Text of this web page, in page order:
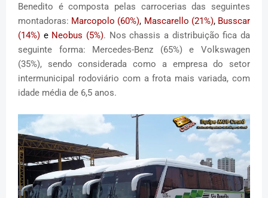
Benedito é composta pelas carrocerias das seguintes
montadoras: Marcopolo (60%), Mascarello (21%),Busscar
(14%) eNeobus (5%). Nos chassis a distribuição fica da
seguinte forma: Mercedes-Benz (65%) e Volkswagen
(35%), sendo considerada como a empresa do setor
intermunicipal rodoviário com a frota mais variada, com
idade média de 6,5 anos.